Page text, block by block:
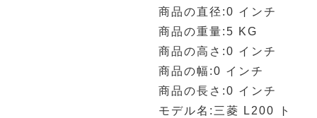
商品の直径:0 インチ
商品の重量:5 KG
商品の高さ:0 インチ
商品の幅:0 インチ
商品の長さ:0 インチ
モデル名:三菱 L200 ト